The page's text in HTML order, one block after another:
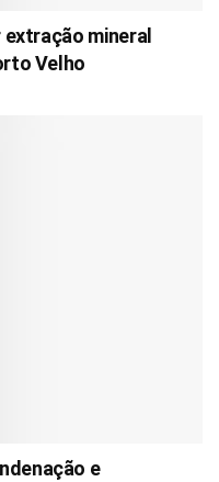
extração mineral
Velho
e